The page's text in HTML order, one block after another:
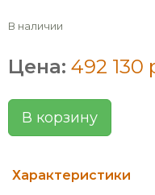
В наличии
Цена: 492 130
В корзину
Характеристики